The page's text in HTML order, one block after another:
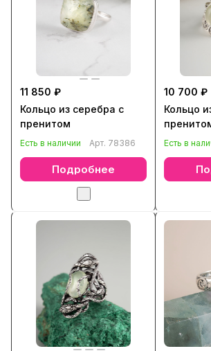
11 850 ₽
Кольцо из серебра с
пренитом
Есть в наличии Арт. 78386
Подробнее
10 700 ₽
Кольцо
Есть в